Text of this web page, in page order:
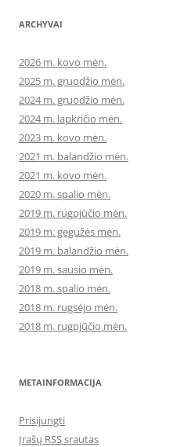
ARCHYVAI
2026 m. kovo mėn.
2025 m. gruodžio mėn.
2024 m. gruodžio mėn.
2024 m. lapkričio mėn.
2023 m. kovo mėn.
2021 m. balandžio mėn.
2021 m. kovo mėn.
2020 m. spalio mėn.
2019 m. rugpjūčio mėn.
2019 m. gegužės mėn.
2019 m. balandžio mėn.
2019 m. sausio mėn.
2018 m. spalio mėn.
2018 m. rugsėjo mėn.
2018 m. rugpjūčio mėn.
METAINFORMACIJA
Prisijungti
Įrašų RSS srautas